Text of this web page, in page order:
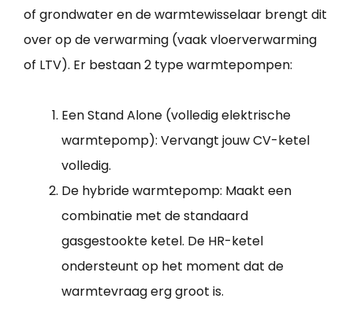
of grondwater en de warmtewisselaar brengt dit
over op de verwarming (vaak vloerverwarming
of LTV). Er bestaan 2 type warmtepompen:
Een Stand Alone (volledig elektrische
warmtepomp): Vervangt jouw CV-ketel
volledig.
De hybride warmtepomp: Maakt een
combinatie met de standaard
gasgestookte ketel. De HR-ketel
ondersteunt op het moment dat de
warmtevraag erg groot is.